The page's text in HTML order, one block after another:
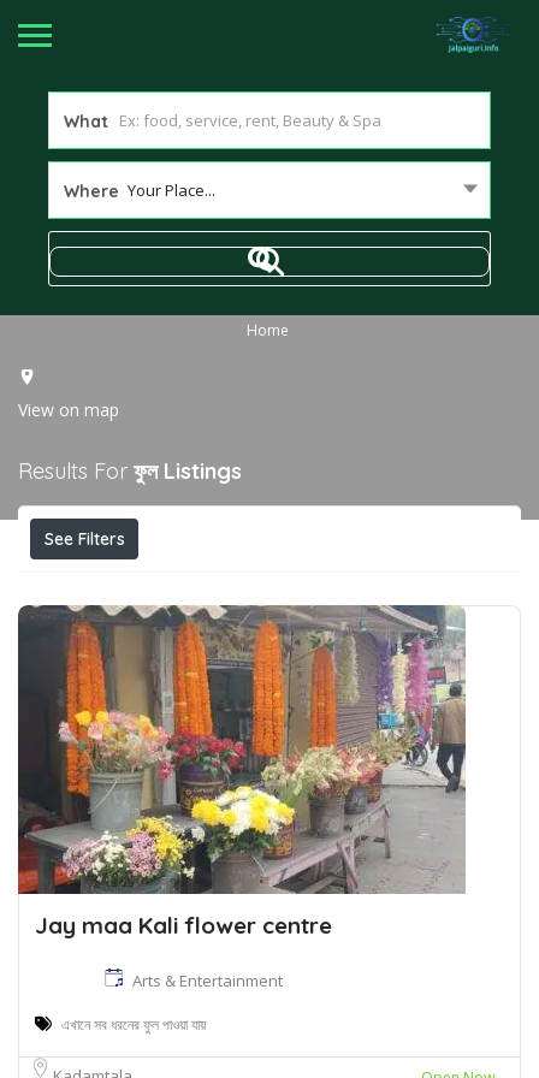
What
Where Your Place...
Home
View on map
Results For ফুল Listings
See Filters
Jay maa Kali flower centre
Arts & Entertainment
এখানে সব ধরনের ফুল পাওয়া যায়